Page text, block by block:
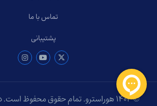
تماس با ما
پشتیبانی
© ۱۴۰۴ هوراسترو. تمام حقوق محفوظ